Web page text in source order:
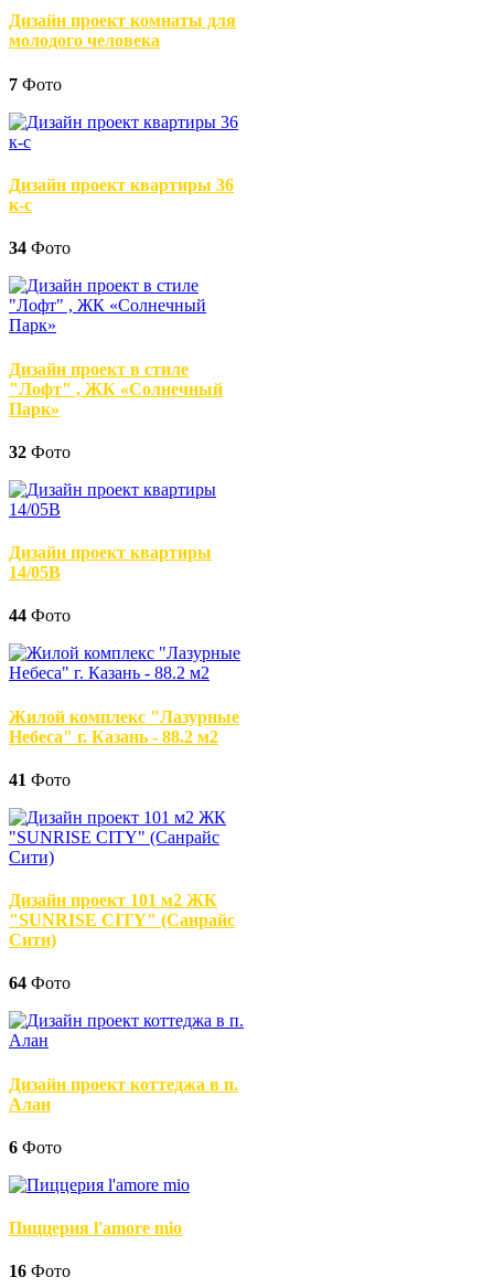
Дизайн проект комнаты для
молодого человека
7 Фото
Дизайн проект квартиры 36
к-с
34 Фото
Дизайн проект в стиле
"Лофт" , ЖК «Солнечный
Парк»
32 Фото
Дизайн проект квартиры
14/05В
44 Фото
Жилой комплекс "Лазурные
Небеса" г. Казань - 88.2 м2
41 Фото
Дизайн проект 101 м2 ЖК
"SUNRISE CITY" (Санрайс
Сити)
64 Фото
Дизайн проект коттеджа в п.
Алан
6 Фото
Пиццерия l'amore mio
16 Фото